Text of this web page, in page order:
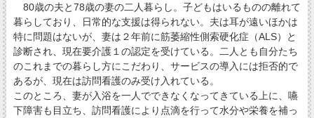
80歳の夫と78歳の妻の二人暮らし。子どもはいるものの離れて
暮らしており、日常的な支援は得られない。夫は耳が遠いほかは
特に問題はないが、妻は２年前に筋萎縮性側索硬化症（ALS）と
診断され、現在要介護１の認定を受けている。二人とも自分たち
のこれまでの暮らし方にこだわり、サービスの導入には拒否的で
あるが、現在は訪問看護のみ受け入れている。
このところ、妻が入浴を一人でできなくなってきている上に、嚥
下障害も目立ち、訪問看護により点滴を行って水分や栄養を補っ